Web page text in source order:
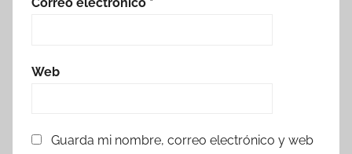
Web
Guarda mi nombre, correo electrónico y web